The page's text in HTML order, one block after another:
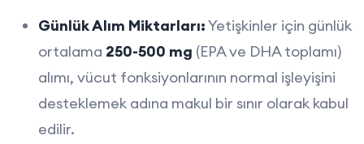
Günlük Alım Miktarları:Yetişkinler için günlük
ortalama 250-500 mg (EPA ve DHA toplamı)
alımı, vücut fonksiyonlarının normal işleyişini
desteklemek adına makul bir sınır olarak kabul
edilir.